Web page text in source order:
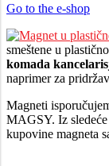
Go to the e-shop
smeštene u
komada
naprimer za
Magneti
MAGSY. Iz
kupovine magneta